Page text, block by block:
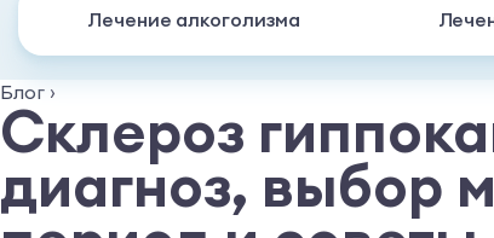
Лечение алкоголизма
Блог ›
Склероз
диагноз, выбор